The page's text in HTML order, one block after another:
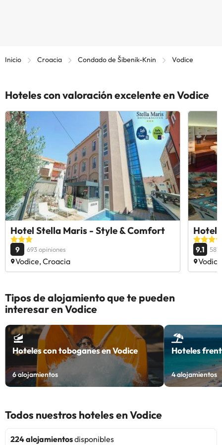
Inicio Croacia Condado de Šibenik-Knin Vodice
Hoteles con valoración excelente en Vodice
Hotel Stella Maris - Style & Comfort
9 693 opiniones
Vodice, Croacia
Hotel
9.1 587
Tipos de alojamiento que te pueden
interesar en Vodice
Hoteles con toboganes en Vodice
6alojamientos
Hoteles
4alojamientos
Todos nuestros hoteles en Vodice
224 alojamientosdisponibles